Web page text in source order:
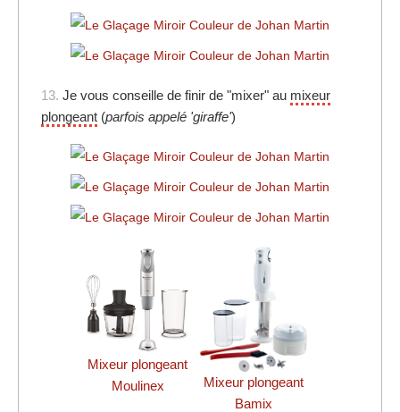
13. Je vous conseille de finir de "mixer" au mixeur
plongeant (parfois appelé 'giraffe')
Mixeur plongeant
Moulinex
Mixeur plongeant
Bamix